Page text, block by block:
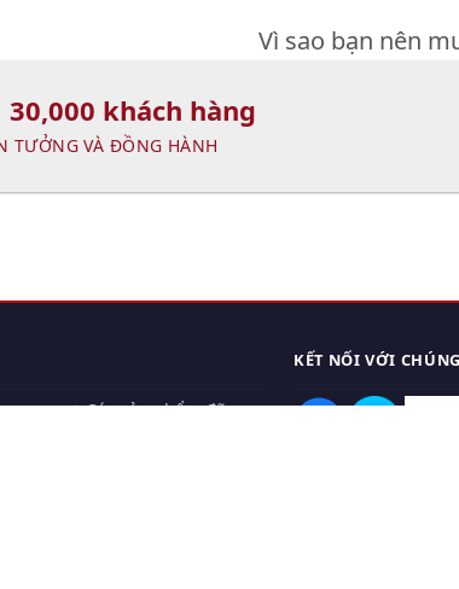
Vì sao bạn nên
30,000 khách hàng
TƯỞNG VÀ ĐỒNG HÀNH
Các sản phẩm đã
KẾT NỐI VỚI